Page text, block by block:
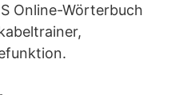
Online-Wörterbuch